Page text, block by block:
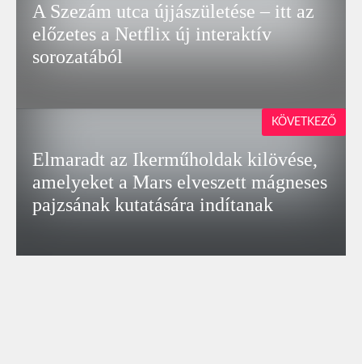
A Szezám utca újjászületése – itt az
előzetes a Netflix új interaktív
sorozatából
Elmaradt az Ikerműholdak kilövése,
amelyeket a Mars elveszett mágneses
pajzsának kutatására indítanak
KÖVETKEZŐ